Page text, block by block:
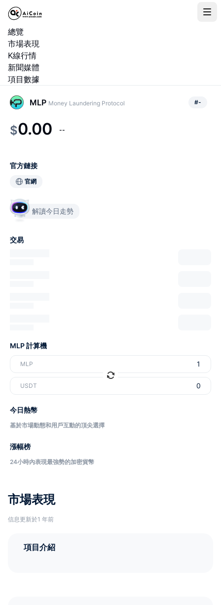
總覽
市場表現
K線行情
新聞媒體
項目數據
市場表現
信息更新於1 年前
項目介紹
MLP Money Laundering Protocol #-
$0.00 --
官方鏈接
官網
解讀今日走勢
交易
MLP 計算機
MLP
USDT
今日熱幣
基於市場動態和用戶互動的頂尖選擇
漲幅榜
24小時內表現最強勢的加密貨幣